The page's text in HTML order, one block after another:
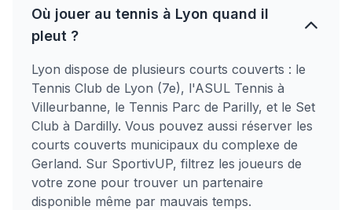
Où jouer au tennis à Lyon quand il
pleut ?
Lyon dispose de plusieurs courts couverts : le
Tennis Club de Lyon (7e), l'ASUL Tennis à
Villeurbanne, le Tennis Parc de Parilly, et le Set
Club à Dardilly. Vous pouvez aussi réserver les
courts couverts municipaux du complexe de
Gerland. Sur SportivUP, filtrez les joueurs de
votre zone pour trouver un partenaire
disponible même par mauvais temps.